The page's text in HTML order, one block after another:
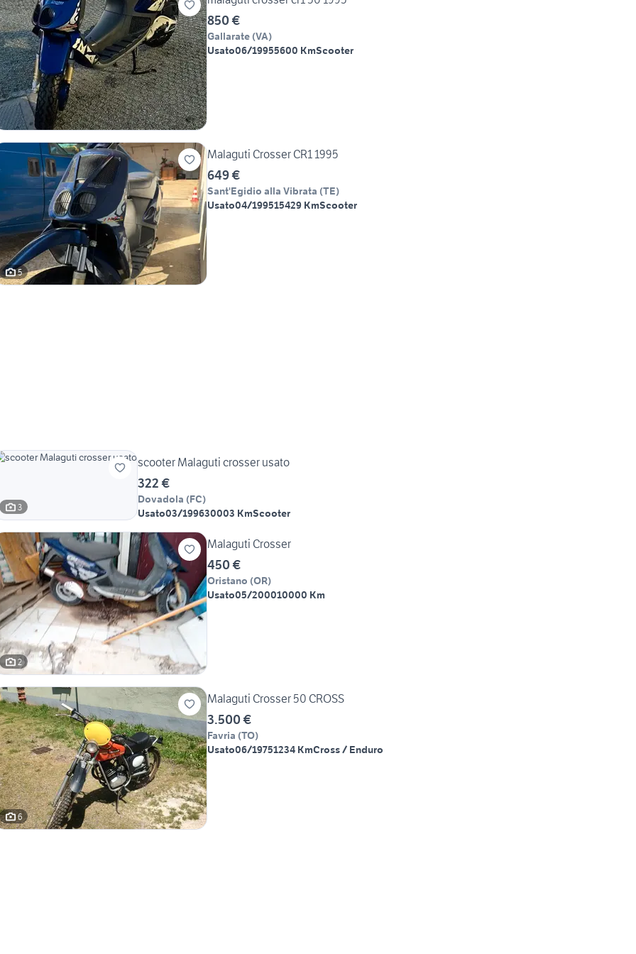
850 €
Gallarate (VA)
Usato06/19955600 KmScooter
5
Malaguti Crosser CR1 1995
649 €
Sant'Egidio alla Vibrata (TE)
Usato04/199515429 KmScooter
3
scooter Malaguti crosser usato
322 €
Dovadola (FC)
Usato03/199630003 KmScooter
2
Malaguti Crosser
450 €
Oristano (OR)
Usato05/200010000 Km
6
Malaguti Crosser 50 CROSS
3.500 €
Favria (TO)
Usato06/19751234 KmCross / Enduro